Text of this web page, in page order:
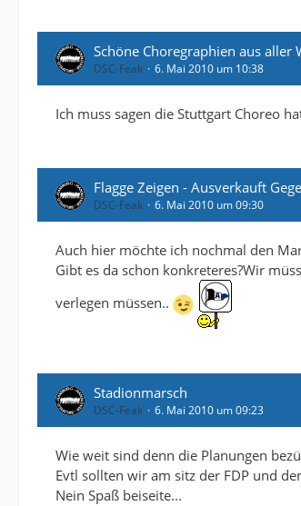
Schöne Choregraphien aus aller
DSC-Feak 6. Mai 2010 um 10:38
Ich muss sagen die Stuttgart Choreo
Flagge Zeigen - Ausverkauft
DSC-Feak 6. Mai 2010 um 09:30
Auch hier möchte ich nochmal den
Gibt es da schon konkreteres?Wir
verlegen müssen..
Stadionmarsch
DSC-Feak 6. Mai 2010 um 09:23
Wie weit sind denn die Planungen
Evtl sollten wir am sitz der FDP und
Nein Spaß beiseite...